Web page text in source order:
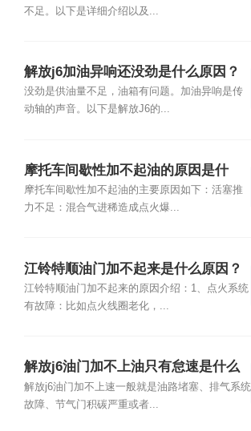
不足。以下是详细介绍以及...
解放j6加油异响还没劲是什么原因？
没劲是供油量不足，油箱有问题。加油异响是传
动轴的声音。以下是解放J6的...
摩托车间歇性加不起油的原因是什
么？
摩托车间歇性加不起油的主要原因如下：活塞推
力不足：混合气进稀造成点火爆...
江铃特顺油门加不起来是什么原因？
江铃特顺油门加不起来的原因介绍：1、点火系统
有故障：比如点火线圈老化，...
解放j6油门加不上油只有怠速是什么
原因？
解放j6油门加不上速一般就是油路堵塞、排气系统
故障、节气门积碳严重或者...